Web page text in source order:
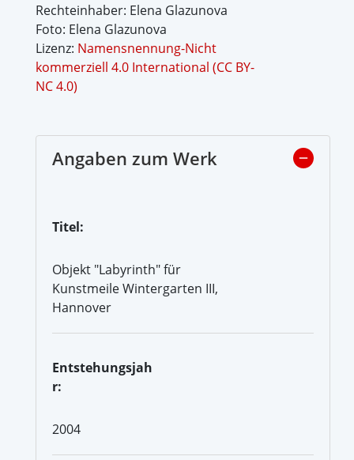
Rechteinhaber: Elena Glazunova
Foto: Elena Glazunova
Lizenz: Namensnennung-Nicht
kommerziell 4.0 International (CC BY-
NC 4.0)
Angaben zum Werk
Titel:
Objekt "Labyrinth" für
Kunstmeile Wintergarten III,
Hannover
Entstehungsjah
r:
2004